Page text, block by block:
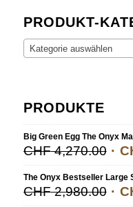
PRODUKT-
Kategorie auswählen
PRODUKTE
Big Green Egg The Onyx
CHF4,270.00
The Onyx Bestseller Large
CHF2,980.00